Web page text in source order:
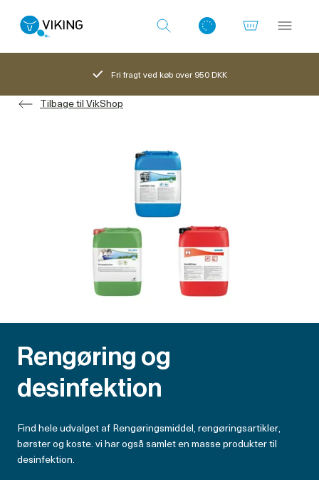
Log ind med det samme
Fri fragt ved køb over 950 DKK
Tilbage til VikShop
Rengøring og
desinfektion
Find hele udvalget af Rengøringsmiddel, rengøringsartikler,
børster og koste. vi har også samlet en masse produkter til
desinfektion.